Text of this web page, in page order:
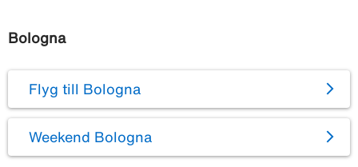
Bologna
Flyg till Bologna
Weekend Bologna